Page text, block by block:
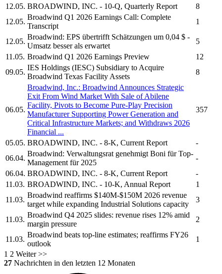
12.05. BROADWIND, INC. - 10-Q, Quarterly Report
8
12.05.
Broadwind Q1 2026 Earnings Call: Complete
Transcript
1
12.05.
Broadwind: EPS übertrifft Schätzungen um 0,04 $ -
Umsatz besser als erwartet
5
11.05. Broadwind Q1 2026 Earnings Preview
12
09.05.
IES Holdings (IESC) Subsidiary to Acquire
Broadwind Texas Facility Assets
8
06.05.
Broadwind, Inc.: Broadwind Announces Strategic
Exit From Wind Market With Sale of Abilene
Facility, Pivots to Become Pure-Play Precision
Manufacturer Supporting Power Generation and
Critical Infrastructure Markets; and Withdraws 2026
Financial ...
357
05.05. BROADWIND, INC. - 8-K, Current Report
-
06.04.
Broadwind: Verwaltungsrat genehmigt Boni für Top-
Management für 2025
-
06.04. BROADWIND, INC. - 8-K, Current Report
-
11.03. BROADWIND, INC. - 10-K, Annual Report
1
11.03.
Broadwind reaffirms $140M-$150M 2026 revenue
target while expanding Industrial Solutions capacity
3
11.03.
Broadwind Q4 2025 slides: revenue rises 12% amid
margin pressure
2
11.03.
Broadwind beats top-line estimates; reaffirms FY26
outlook
1
1 2 Weiter >>
27 Nachrichten in den letzten 12 Monaten